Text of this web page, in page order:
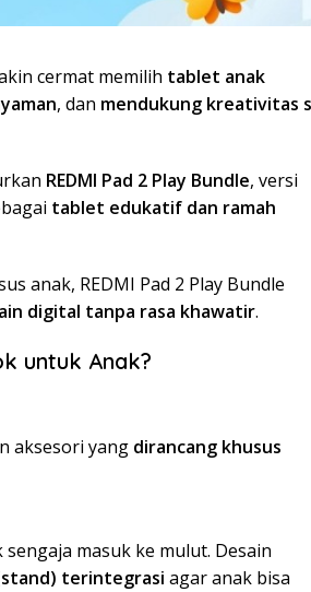
cermat memilih tablet anak
, dan mendukung kreativitas
REDMI Pad 2 Play Bundle, versi
tablet edukatif dan ramah
anak, REDMI Pad 2 Play Bundle
digital tanpa rasa khawatir.
untuk Anak?
aksesori yang dirancang khusus
masuk ke mulut. Desain
terintegrasi agar anak bisa